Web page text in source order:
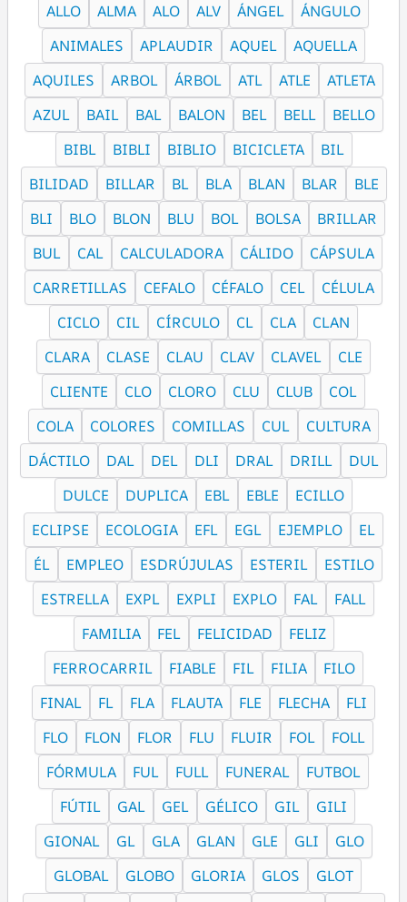
ALLO
ALMA ALO ALV ÁNGEL
ÁNGULO
ANIMALES
APLAUDIR AQUEL
AQUELLA
AQUILES
ARBOL ÁRBOL ATL ATLE
ATLETA
AZUL
BAIL BAL BALON BEL BELL
BELLO
BIBL
BIBLI BIBLIO BICICLETA
BIL
BILIDAD
BILLAR BL BLA BLAN BLAR
BLE
BLI
BLO BLON BLU BOL BOLSA
BRILLAR
BUL
CAL CALCULADORA CÁLIDO
CÁPSULA
CARRETILLAS
CEFALO CÉFALO CEL
CÉLULA
CICLO
CIL CÍRCULO CL CLA
CLAN
CLARA
CLASE CLAU CLAV CLAVEL
CLE
CLIENTE
CLO CLORO CLU CLUB
COL
COLA
COLORES COMILLAS CUL
CULTURA
DÁCTILO
DAL DEL DLI DRAL DRILL
DUL
DULCE
DUPLICA EBL EBLE
ECILLO
ECLIPSE
ECOLOGIA EFL EGL EJEMPLO
EL
ÉL
EMPLEO ESDRÚJULAS ESTERIL
ESTILO
ESTRELLA
EXPL EXPLI EXPLO FAL
FALL
FAMILIA
FEL FELICIDAD
FELIZ
FERROCARRIL
FIABLE FIL FILIA
FILO
FINAL
FL FLA FLAUTA FLE FLECHA
FLI
FLO
FLON FLOR FLU FLUIR FOL
FOLL
FÓRMULA
FUL FULL FUNERAL
FUTBOL
FÚTIL
GAL GEL GÉLICO GIL
GILI
GIONAL
GL GLA GLAN GLE GLI
GLO
GLOBAL
GLOBO GLORIA GLOS
GLOT